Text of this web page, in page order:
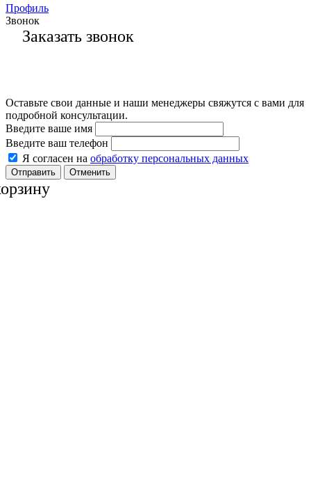
Профиль
Звонок
Заказать звонок
Оставьте свои данные и наши менеджеры свяжутся с вами для
подробной консультации.
Введите ваше имя
Введите ваш телефон
Я согласен на обработку персональных данных
Отменить